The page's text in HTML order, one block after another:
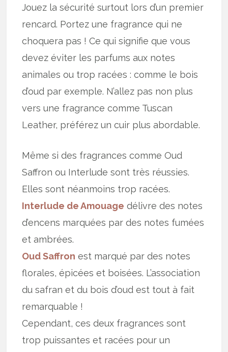
Jouez la sécurité surtout lors d’un premier
rencard. Portez une fragrance qui ne
choquera pas ! Ce qui signifie que vous
devez éviter les parfums aux notes
animales ou trop racées : comme le bois
d’oud par exemple. N’allez pas non plus
vers une fragrance comme Tuscan
Leather, préférez un cuir plus abordable.
Même si des fragrances comme Oud
Saffron ou Interlude sont très réussies.
Elles sont néanmoins trop racées.
Interlude de Amouage délivre des notes
d’encens marquées par des notes fumées
et ambrées.
Oud Saffron est marqué par des notes
florales, épicées et boisées. L’association
du safran et du bois d’oud est tout à fait
remarquable !
Cependant, ces deux fragrances sont
trop puissantes et racées pour un